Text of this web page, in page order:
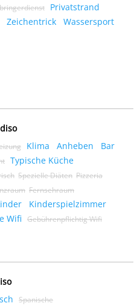
Privatstrand
Zeichentrick Wassersport
Klima Anheben
Bar
Typische Küche
Spezielle Diäten Pizzeria
Fernsehraum
Kinderspielzimmer
Wifi Gebührenpflichtig Wifi
Spanische